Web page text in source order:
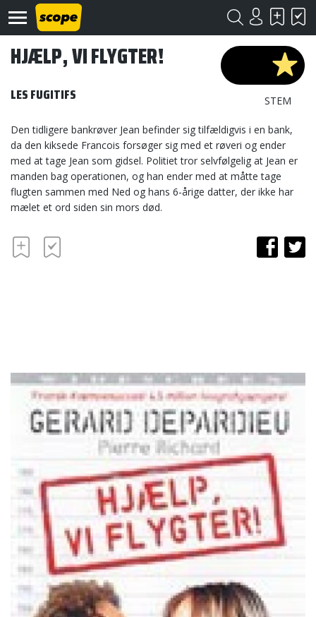
Om
Scope
Kontakt
STEM
HJÆLP, VI FLYGTER!
LES FUGITIFS
Den tidligere bankrøver Jean befinder sig tilfældigvis i en bank,
da den kiksede Francois forsøger sig med et røveri og ender
med at tage Jean som gidsel. Politiet tror selvfølgelig at Jean er
manden bag operationen, og han ender med at måtte tage
flugten sammen med Ned og hans 6-årige datter, der ikke har
mælet et ord siden sin mors død.